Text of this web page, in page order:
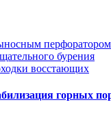
перфоратором
бурения
восстающих
горных